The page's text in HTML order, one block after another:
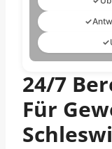
✓
✓
24/7
Für